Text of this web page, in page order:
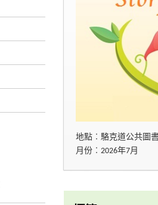
地點︰駱克道公共圖
月份︰2026年7月